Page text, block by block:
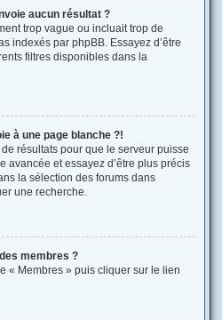
aucun résultat ?
trop vague ou incluait trop de
indexés par phpBB. Essayez d’être
filtres disponibles dans la
à une page blanche ?!
résultats pour que le serveur puisse
avancée et essayez d’être plus précis
la sélection des forums dans
une recherche.
membres ?
« Membres » puis cliquer sur le lien